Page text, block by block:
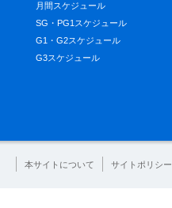
月間スケジュール
SG・PG1スケジュール
G1・G2スケジュール
G3スケジュール
本サイトについて サイトポリシー